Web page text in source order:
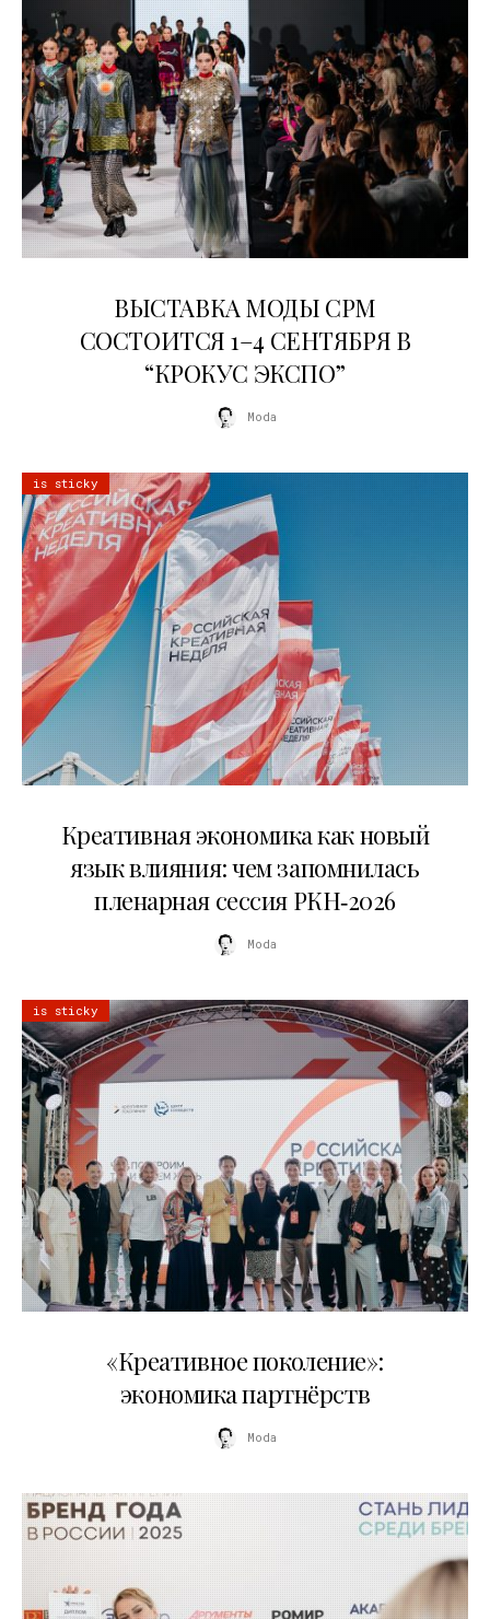
ВЫСТАВКА МОДЫ CPM
СОСТОИТСЯ 1–4 СЕНТЯБРЯ В
“КРОКУС ЭКСПО”
Moda
is sticky
Креативная экономика как новый
язык влияния: чем запомнилась
пленарная сессия РКН‑2026
Moda
is sticky
«Креативное поколение»:
экономика партнёрств
Moda